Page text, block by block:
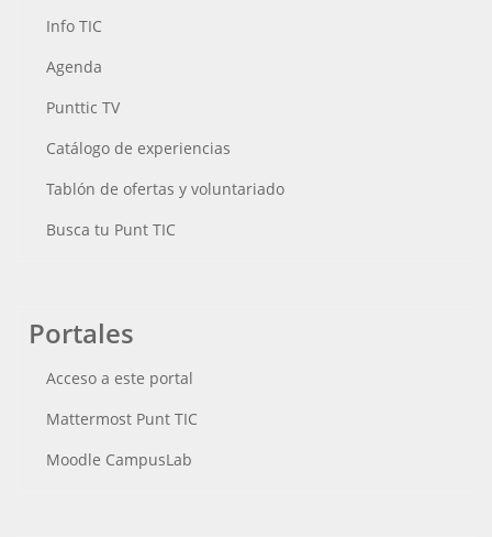
Info TIC
Agenda
Punttic TV
Catálogo de experiencias
Tablón de ofertas y voluntariado
Busca tu Punt TIC
Portales
Acceso a este portal
Mattermost Punt TIC
Moodle CampusLab